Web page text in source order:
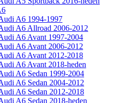
A6 1994-1997
A6 Allroad 2006-2012
A6 Avant 1997-2004
A6 Avant 2006-2012
A6 Avant 2012-2018
A6 Avant 2018-heden
A6 Sedan 1999-2004
A6 Sedan 2004-2012
A6 Sedan 2012-2018
A6 Sedan 2018-heden